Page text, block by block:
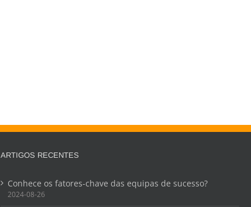
ARTIGOS RECENTES
Conhece os fatores-chave das equipas de sucesso?
2024-08-26